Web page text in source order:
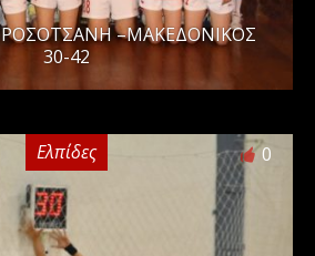
–ΜΑΚΕΔΟΝΙΚΟΣ
30-42
Ελπίδες 0